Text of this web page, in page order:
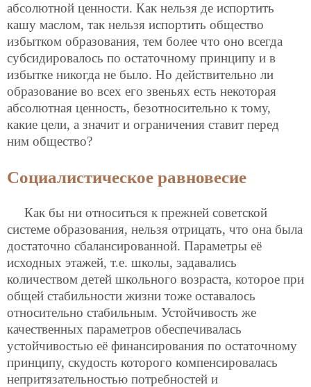
абсолютной ценности. Как нельзя де испортить
кашу маслом, так нельзя испортить общество
избытком образования, тем более что оно всегда
субсидировалось по остаточному принципу и в
избытке никогда не было. Но действительно ли
образование во всех его звеньях есть некоторая
абсолютная ценность, безотносительно к тому,
какие цели, а значит и ограничения ставит перед
ним общество?
Социалистическое равновесие
Как бы ни относиться к прежней советской
системе образования, нельзя отрицать, что она была
достаточно сбалансированной. Параметры её
исходных этажей, т.е. школы, задавались
количеством детей школьного возраста, которое при
общей стабильности жизни тоже оставалось
относительно стабильным. Устойчивость же
качественных параметров обеспечивалась
устойчивостью её финансирования по остаточному
принципу, скудость которого компенсировалась
непритязательностью потребностей и